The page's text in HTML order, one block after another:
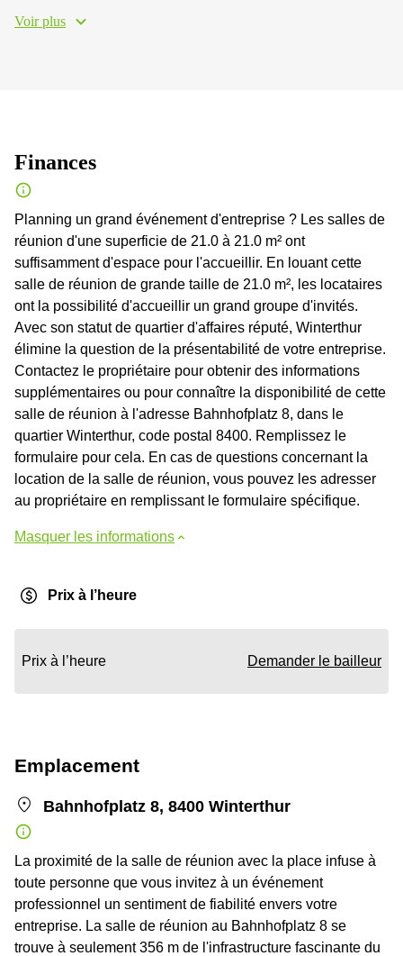
Voir plus
Finances
Planning un grand événement d'entreprise ? Les salles de
réunion d'une superficie de 21.0 à 21.0 m² ont
suffisamment d'espace pour l'accueillir. En louant cette
salle de réunion de grande taille de 21.0 m², les locataires
ont la possibilité d'accueillir un grand groupe d'invités.
Avec son statut de quartier d'affaires réputé, Winterthur
élimine la question de la présentabilité de votre entreprise.
Contactez le propriétaire pour obtenir des informations
supplémentaires ou pour connaître la disponibilité de cette
salle de réunion à l'adresse Bahnhofplatz 8, dans le
quartier Winterthur, code postal 8400. Remplissez le
formulaire pour cela. En cas de questions concernant la
location de la salle de réunion, vous pouvez les adresser
au propriétaire en remplissant le formulaire spécifique.
Masquer les informations
Prix à l’heure
Prix à l’heure Demander le bailleur
Emplacement
Bahnhofplatz 8, 8400 Winterthur
La proximité de la salle de réunion avec la place infuse à
toute personne que vous invitez à un événement
professionnel un sentiment de fiabilité envers votre
entreprise. La salle de réunion au Bahnhofplatz 8 se
trouve à seulement 356 m de l'infrastructure fascinante du